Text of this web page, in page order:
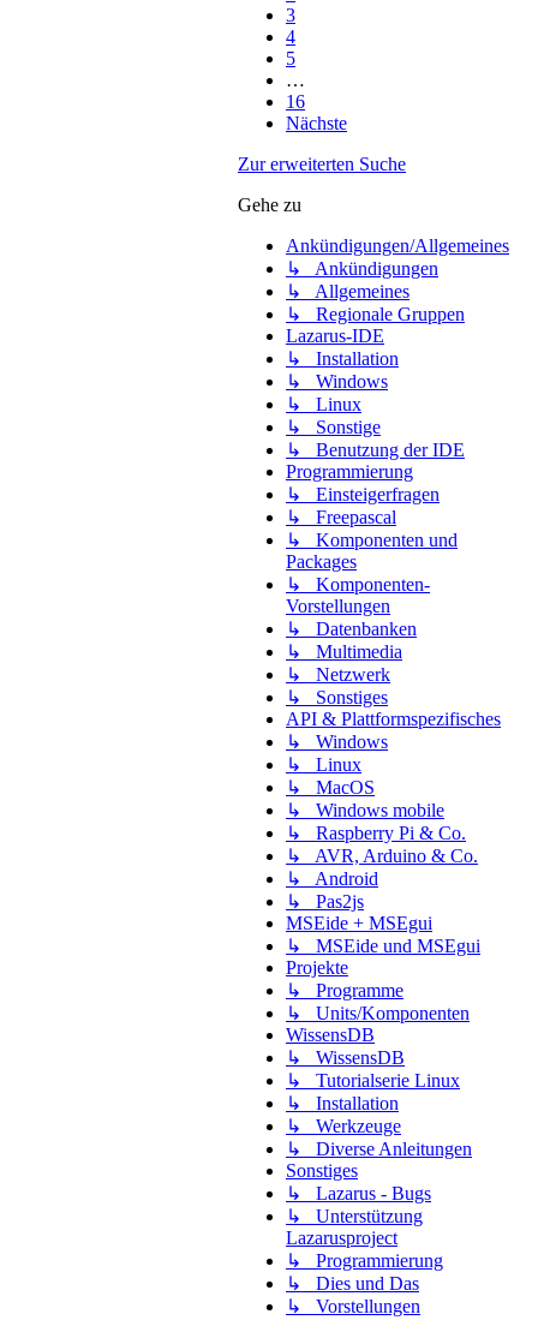
3
4
5
…
16
Nächste
Zur erweiterten Suche
Gehe zu
Ankündigungen/Allgemeines
↳ Ankündigungen
↳ Allgemeines
↳ Regionale Gruppen
Lazarus-IDE
↳ Installation
↳ Windows
↳ Linux
↳ Sonstige
↳ Benutzung der IDE
Programmierung
↳ Einsteigerfragen
↳ Freepascal
↳ Komponenten und
Packages
↳ Komponenten-
Vorstellungen
↳ Datenbanken
↳ Multimedia
↳ Netzwerk
↳ Sonstiges
API & Plattformspezifisches
↳ Windows
↳ Linux
↳ MacOS
↳ Windows mobile
↳ Raspberry Pi & Co.
↳ AVR, Arduino & Co.
↳ Android
↳ Pas2js
MSEide + MSEgui
↳ MSEide und MSEgui
Projekte
↳ Programme
↳ Units/Komponenten
WissensDB
↳ WissensDB
↳ Tutorialserie Linux
↳ Installation
↳ Werkzeuge
↳ Diverse Anleitungen
Sonstiges
↳ Lazarus - Bugs
↳ Unterstützung
Lazarusproject
↳ Programmierung
↳ Dies und Das
↳ Vorstellungen